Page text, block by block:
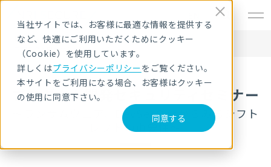
当社サイトでは、お客様に最適な情報を提供する
など、快適にご利用いただくためにクッキー
（Cookie）を使用しています。
詳しくはプライバシーポリシーをご覧ください。
本サイトをご利用になる場合、お客様はクッキー
の使用に同意下さい。
同意する
HOME
セキュリティセミナー・イベント
プロダクト開発セキュリティセミナー
プロダクト開発セキュリティセミナー
～ランサムウェア、DevSecOpsからみるシフト
レフトの重要性～